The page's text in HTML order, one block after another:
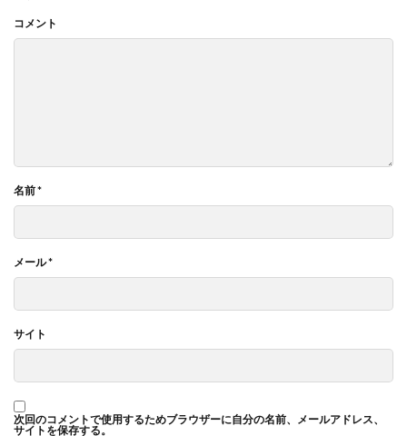
コメント
名前*
メール*
サイト
次回のコメントで使用するためブラウザーに自分の名前、メールアドレス、
サイトを保存する。